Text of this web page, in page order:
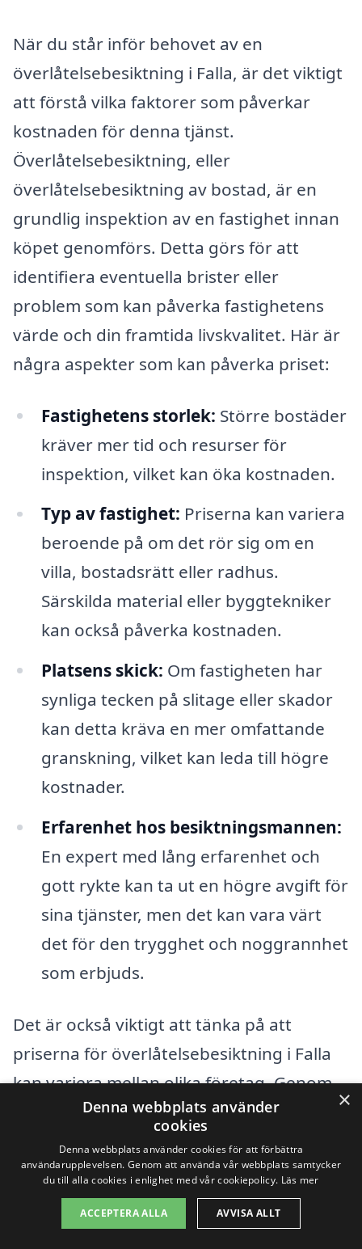
När du står inför behovet av en
överlåtelsebesiktning i Falla, är det viktigt
att förstå vilka faktorer som påverkar
kostnaden för denna tjänst.
Överlåtelsebesiktning, eller
överlåtelsebesiktning av bostad, är en
grundlig inspektion av en fastighet innan
köpet genomförs. Detta görs för att
identifiera eventuella brister eller
problem som kan påverka fastighetens
värde och din framtida livskvalitet. Här är
några aspekter som kan påverka priset:
Fastighetens storlek: Större bostäder
kräver mer tid och resurser för
inspektion, vilket kan öka kostnaden.
Typ av fastighet: Priserna kan variera
beroende på om det rör sig om en
villa, bostadsrätt eller radhus.
Särskilda material eller byggtekniker
kan också påverka kostnaden.
Platsens skick: Om fastigheten har
synliga tecken på slitage eller skador
kan detta kräva en mer omfattande
granskning, vilket kan leda till högre
kostnader.
Erfarenhet hos besiktningsmannen:
En expert med lång erfarenhet och
gott rykte kan ta ut en högre avgift för
sina tjänster, men det kan vara värt
det för den trygghet och noggrannhet
som erbjuds.
Det är också viktigt att tänka på att
priserna för överlåtelsebesiktning i Falla
kan variera mellan olika företag. Genom
att använda plattformen xn--
verltelsebesiktning-pris-jcc15b.se kan du
enkelt få en översikt över olika företag
som erbjuder tjänsten. Det ger dig
möjlighet att jämföra priser och kvalitet
×
Denna webbplats använder
cookies
Denna webbplats använder cookies för att förbättra
användarupplevelsen. Genom att använda vår webbplats samtycker
du till alla cookies i enlighet med vår cookiepolicy. Läs mer
ACCEPTERA ALLA AVVISA ALLT